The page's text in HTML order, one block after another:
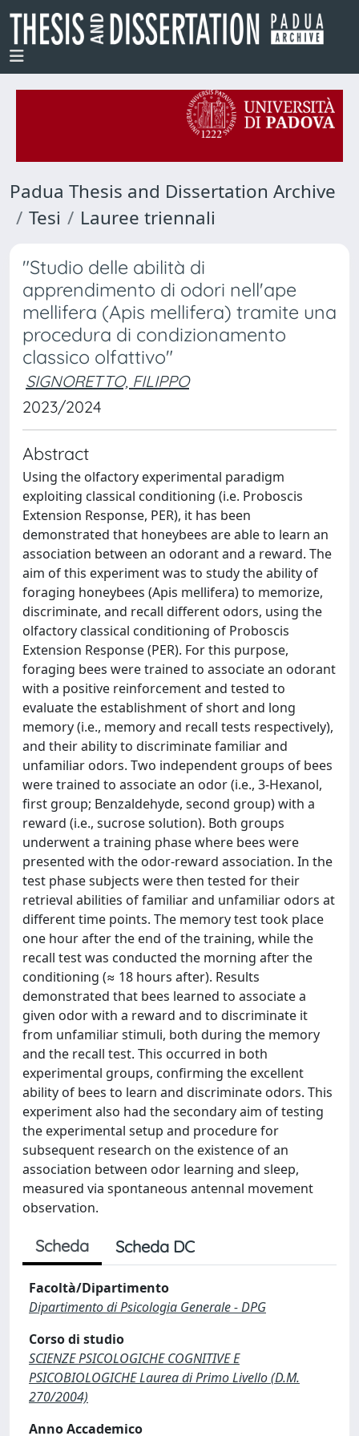
Padua Thesis and Dissertation Archive
Tesi
Lauree triennali
"Studio delle abilità di
apprendimento di odori nell'ape
mellifera (Apis mellifera) tramite una
procedura di condizionamento
classico olfattivo"
SIGNORETTO, FILIPPO
2023/2024
Abstract
Using the olfactory experimental paradigm
exploiting classical conditioning (i.e. Proboscis
Extension Response, PER), it has been
demonstrated that honeybees are able to learn an
association between an odorant and a reward. The
aim of this experiment was to study the ability of
foraging honeybees (Apis mellifera) to memorize,
discriminate, and recall different odors, using the
olfactory classical conditioning of Proboscis
Extension Response (PER). For this purpose,
foraging bees were trained to associate an odorant
with a positive reinforcement and tested to
evaluate the establishment of short and long
memory (i.e., memory and recall tests respectively),
and their ability to discriminate familiar and
unfamiliar odors. Two independent groups of bees
were trained to associate an odor (i.e., 3-Hexanol,
first group; Benzaldehyde, second group) with a
reward (i.e., sucrose solution). Both groups
underwent a training phase where bees were
presented with the odor-reward association. In the
test phase subjects were then tested for their
retrieval abilities of familiar and unfamiliar odors at
different time points. The memory test took place
one hour after the end of the training, while the
recall test was conducted the morning after the
conditioning (≈ 18 hours after). Results
demonstrated that bees learned to associate a
given odor with a reward and to discriminate it
from unfamiliar stimuli, both during the memory
and the recall test. This occurred in both
experimental groups, confirming the excellent
ability of bees to learn and discriminate odors. This
experiment also had the secondary aim of testing
the experimental setup and procedure for
subsequent research on the existence of an
association between odor learning and sleep,
measured via spontaneous antennal movement
observation.
Scheda Scheda DC
Facoltà/Dipartimento
Dipartimento di Psicologia Generale - DPG
Corso di studio
SCIENZE PSICOLOGICHE COGNITIVE E
PSICOBIOLOGICHE Laurea di Primo Livello (D.M.
270/2004)
Anno Accademico